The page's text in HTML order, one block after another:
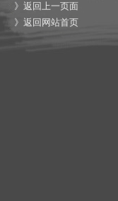
》 返回上一页面
》 返回网站首页